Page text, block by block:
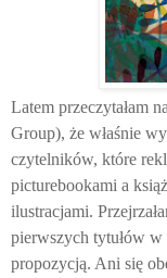
Latem przeczytałam
Group), że właśnie
czytelników, które
picturebookami a
ilustracjami.
pierwszych tytułów w
propozycją. Ani się